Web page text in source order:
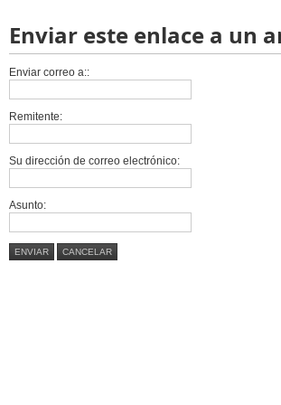
Enviar este enlace a un
Enviar correo a::
Remitente:
Su dirección de correo electrónico:
Asunto:
ENVIAR CANCELAR